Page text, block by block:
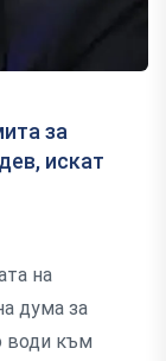
за
искат
на
дума за
води към